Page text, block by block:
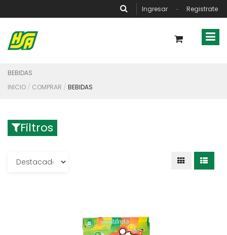
Ingresar - Registrate
BEBIDAS
INICIO
COMPRAR BEBIDAS
Filtros